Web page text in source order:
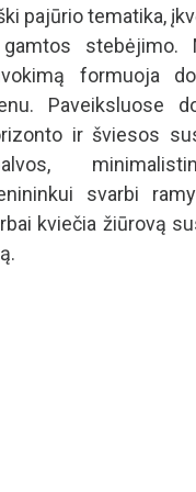
pajūrio tematika,
stebėjimo.
formuoja
Paveiksluose
ir šviesos
svarbi
kviečia žiūrovą